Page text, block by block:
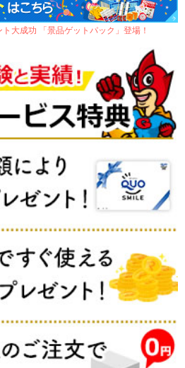
大成功 「景品ゲットパック」登場！